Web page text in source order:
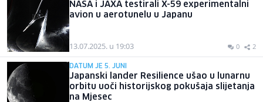
NASA i JAXA testirali X-59 experimentalni
avion u aerotunelu u Japanu
13.07.2025. u 19:03 0 2
DATUM JE 5. JUNI
Japanski lander Resilience ušao u lunarnu
orbitu uoči historijskog pokušaja slijetanja
na Mjesec